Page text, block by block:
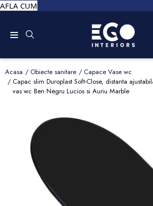
AFLA CUM
Acasa Obiecte sanitare
Capace Vase wc
Capac slim Duroplast Soft-Close, distanta
vas wc Ben Negru Lucios si Auriu Marble